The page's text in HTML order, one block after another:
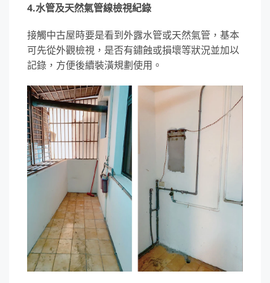
4.水管及天然氣管線檢視紀錄
接觸中古屋時要是看到外露水管或天然氣管，基本
可先從外觀檢視，是否有鏽蝕或損壞等狀況並加以
記錄，方便後續裝潢規劃使用。